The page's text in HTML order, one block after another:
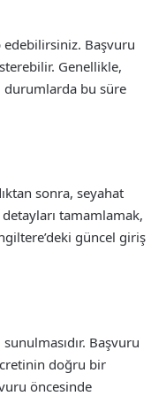
Başvuru
Genellikle,
durumlarda bu süre
sonra, seyahat
tamamlamak,
güncel giriş
Başvuru
doğru bir
öncesinde